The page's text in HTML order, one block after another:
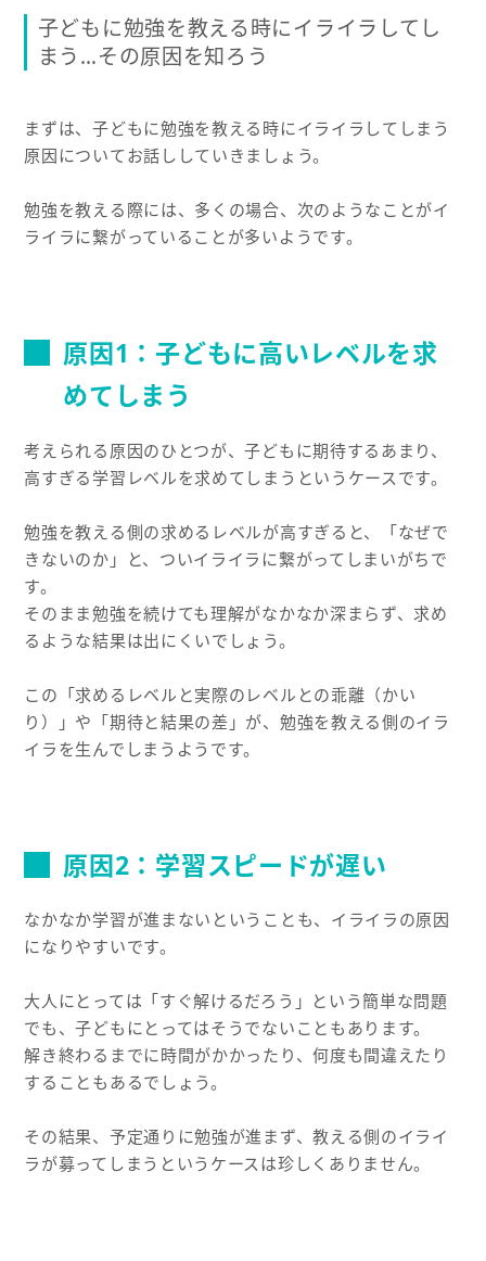
子どもに勉強を教える時にイライラしてし
まう…その原因を知ろう
まずは、子どもに勉強を教える時にイライラしてしまう
原因についてお話ししていきましょう。
勉強を教える際には、多くの場合、次のようなことがイ
ライラに繋がっていることが多いようです。
原因1：子どもに高いレベルを求
めてしまう
考えられる原因のひとつが、子どもに期待するあまり、
高すぎる学習レベルを求めてしまうというケースです。
勉強を教える側の求めるレベルが高すぎると、「なぜで
きないのか」と、ついイライラに繋がってしまいがちで
す。
そのまま勉強を続けても理解がなかなか深まらず、求め
るような結果は出にくいでしょう。
この「求めるレベルと実際のレベルとの乖離（かい
り）」や「期待と結果の差」が、勉強を教える側のイラ
イラを生んでしまうようです。
原因2：学習スピードが遅い
なかなか学習が進まないということも、イライラの原因
になりやすいです。
大人にとっては「すぐ解けるだろう」という簡単な問題
でも、子どもにとってはそうでないこともあります。
解き終わるまでに時間がかかったり、何度も間違えたり
することもあるでしょう。
その結果、予定通りに勉強が進まず、教える側のイライ
ラが募ってしまうというケースは珍しくありません。